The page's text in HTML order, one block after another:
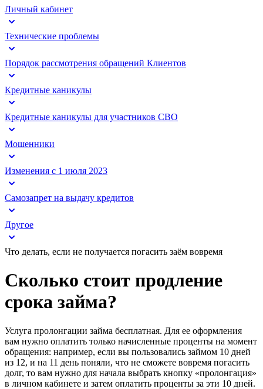
Личный кабинет
Технические проблемы
Порядок рассмотрения обращений Клиентов
Кредитные каникулы
Кредитные каникулы для участников СВО
Мошенники
Изменения с 1 июля 2023
Самозапрет на выдачу кредитов
Другое
Что делать, если не получается погасить заём вовремя
Сколько стоит продление
срока займа?
Услуга пролонгации займа бесплатная. Для ее оформления
вам нужно оплатить только начисленные проценты на момент
обращения: например, если вы пользовались займом 10 дней
из 12, и на 11 день поняли, что не сможете вовремя погасить
долг, то вам нужно для начала выбрать кнопку «пролонгация»
в личном кабинете и затем оплатить проценты за эти 10 дней.